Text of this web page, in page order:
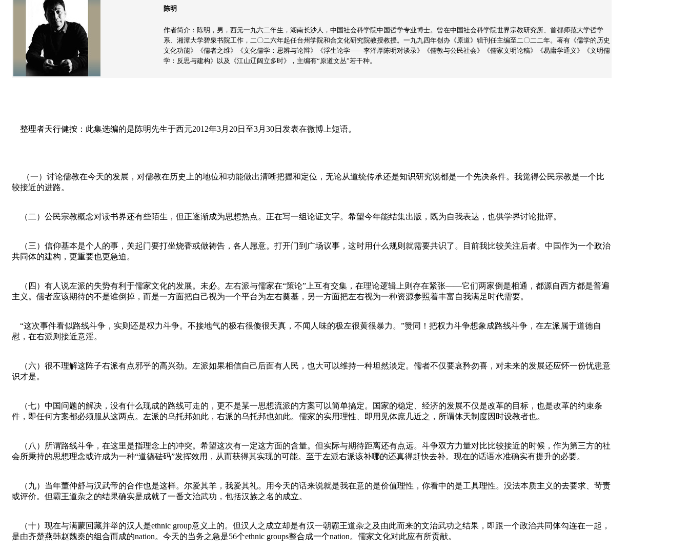
陈明
作者简介：陈明，男，西元一九六二年生，湖南长沙人，中国社会科学院中国哲学专业博士。曾在中国社会科学院世界宗教研究所、首都师范大学哲学
系、湘潭大学碧泉书院工作，二〇二六年起任台州学院和合文化研究院教授教授。一九九四年创办《原道》辑刊任主编至二〇二二年。著有《儒学的历史
文化功能》《儒者之维》《文化儒学：思辨与论辩》《浮生论学——李泽厚陈明对谈录》《儒教与公民社会》《儒家文明论稿》《易庸学通义》《文明儒
学：反思与建构》以及《江山辽阔立多时》，主编有“原道文丛”若干种。
整理者天行健按：此集选编的是陈明先生于西元2012年3月20日至3月30日发表在微博上短语。
（一）讨论儒教在今天的发展，对儒教在历史上的地位和功能做出清晰把握和定位，无论从道统传承还是知识研究说都是一个先决条件。我觉得公民宗教是一个比
较接近的进路。
（二）公民宗教概念对读书界还有些陌生，但正逐渐成为思想热点。正在写一组论证文字。希望今年能结集出版，既为自我表达，也供学界讨论批评。
（三）信仰基本是个人的事，关起门要打坐烧香或做祷告，各人愿意。打开门到广场议事，这时用什么规则就需要共识了。目前我比较关注后者。中国作为一个政治
共同体的建构，更重要也更急迫。
（四）有人说左派的失势有利于儒家文化的发展。未必。左右派与儒家在“策论”上互有交集，在理论逻辑上则存在紧张——它们两家倒是相通，都源自西方都是普遍
主义。儒者应该期待的不是谁倒掉，而是一方面把自己视为一个平台为左右奠基，另一方面把左右视为一种资源参照着丰富自我满足时代需要。
“这次事件看似路线斗争，实则还是权力斗争。不接地气的极右很傻很天真，不闻人味的极左很黄很暴力。”赞同！把权力斗争想象成路线斗争，在左派属于道德自
慰，在右派则接近意淫。
（六）很不理解这阵子右派有点邪乎的高兴劲。左派如果相信自己后面有人民，也大可以维持一种坦然淡定。儒者不仅要哀矜勿喜，对未来的发展还应怀一份忧患意
识才是。
（七）中国问题的解决，没有什么现成的路线可走的，更不是某一思想流派的方案可以简单搞定。国家的稳定、经济的发展不仅是改革的目标，也是改革的约束条
件，即任何方案都必须服从这两点。左派的乌托邦如此，右派的乌托邦也如此。儒家的实用理性、即用见体庶几近之，所谓体天制度因时设教者也。
（八）所谓路线斗争，在这里是指理念上的冲突。希望这次有一定这方面的含量。但实际与期待距离还有点远。斗争双方力量对比比较接近的时候，作为第三方的社
会所秉持的思想理念或许成为一种“道德砝码”发挥效用，从而获得其实现的可能。至于左派右派该补哪的还真得赶快去补。现在的话语水准确实有提升的必要。
（九）当年董仲舒与汉武帝的合作也是这样。尔爱其羊，我爱其礼。用今天的话来说就是我在意的是价值理性，你看中的是工具理性。没法本质主义的去要求、苛责
或评价。但霸王道杂之的结果确实是成就了一番文治武功，包括汉族之名的成立。
（十）现在与满蒙回藏并举的汉人是ethnic group意义上的。但汉人之成立却是有汉一朝霸王道杂之及由此而来的文治武功之结果，即跟一个政治共同体勾连在一起，
是由齐楚燕韩赵魏秦的组合而成的nation。今天的当务之急是56个ethnic groups整合成一个nation。儒家文化对此应有所贡献。